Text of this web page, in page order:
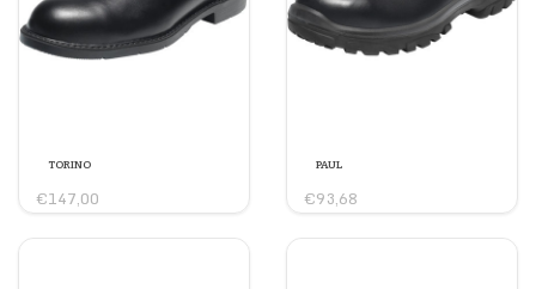
TORINO
€147,00
PAUL
€93,68